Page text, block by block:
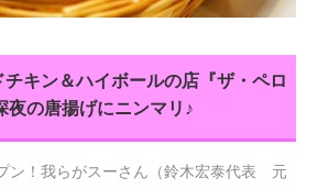
キン＆ハイボールの店『ザ・ペロ
夜の唐揚げにニンマリ♪
ン！我らがスーさん（鈴木宏泰代表 元